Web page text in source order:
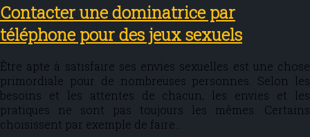
Contacter une dominatrice par
téléphone pour des jeux sexuels
Être apte à satisfaire ses envies sexuelles est une chose
primordiale pour de nombreuses personnes. Selon les
besoins et les attentes de chacun, les envies et les
pratiques ne sont pas toujours les mêmes. Certains
choisissent par exemple de faire…